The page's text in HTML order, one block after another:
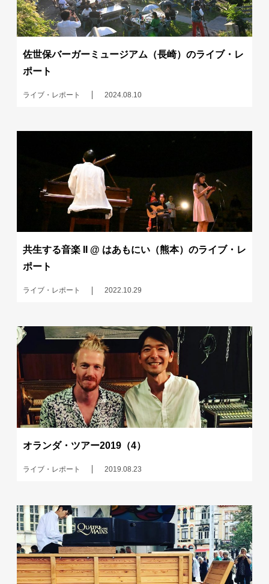
佐世保バーガーミュージアム（長崎）のライブ・レ
ポート
ライブ・レポート 2024.08.10
共生する音楽 II @ はあもにい（熊本）のライブ・レ
ポート
ライブ・レポート 2022.10.29
オランダ・ツアー2019（4）
ライブ・レポート 2019.08.23